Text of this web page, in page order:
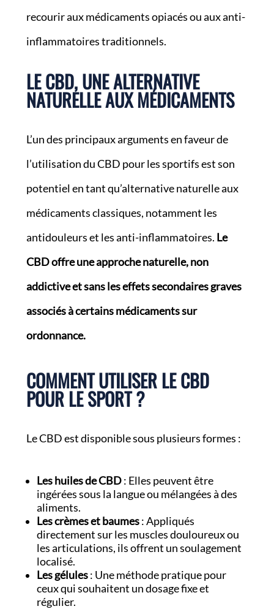
recourir aux médicaments opiacés ou aux anti-
inflammatoires traditionnels.
LE CBD, UNE ALTERNATIVE
NATURELLE AUX MÉDICAMENTS
L’un des principaux arguments en faveur de
l’utilisation du CBD pour les sportifs est son
potentiel en tant qu’alternative naturelle aux
médicaments classiques, notamment les
antidouleurs et les anti-inflammatoires. Le
CBD offre une approche naturelle, non
addictive et sans les effets secondaires graves
associés à certains médicaments sur
ordonnance.
COMMENT UTILISER LE CBD
POUR LE SPORT ?
Le CBD est disponible sous plusieurs formes :
Les huiles de CBD: Elles peuvent être
ingérées sous la langue ou mélangées à des
aliments.
Les crèmes et baumes: Appliqués
directement sur les muscles douloureux ou
les articulations, ils offrent un soulagement
localisé.
Les gélules: Une méthode pratique pour
ceux qui souhaitent un dosage fixe et
régulier.